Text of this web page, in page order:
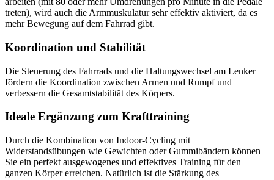
treten), wird auch die Armmuskulatur sehr effektiv aktiviert, da es
mehr Bewegung auf dem Fahrrad gibt.
Koordination und Stabilität
Die Steuerung des Fahrrads und die Haltungswechsel am Lenker
fördern die Koordination zwischen Armen und Rumpf und
verbessern die Gesamtstabilität des Körpers.
Ideale Ergänzung zum Krafttraining
Durch die Kombination von Indoor-Cycling mit
Widerstandsübungen wie Gewichten oder Gummibändern können
Sie ein perfekt ausgewogenes und effektives Training für den
ganzen Körper erreichen. Natürlich ist die Stärkung des